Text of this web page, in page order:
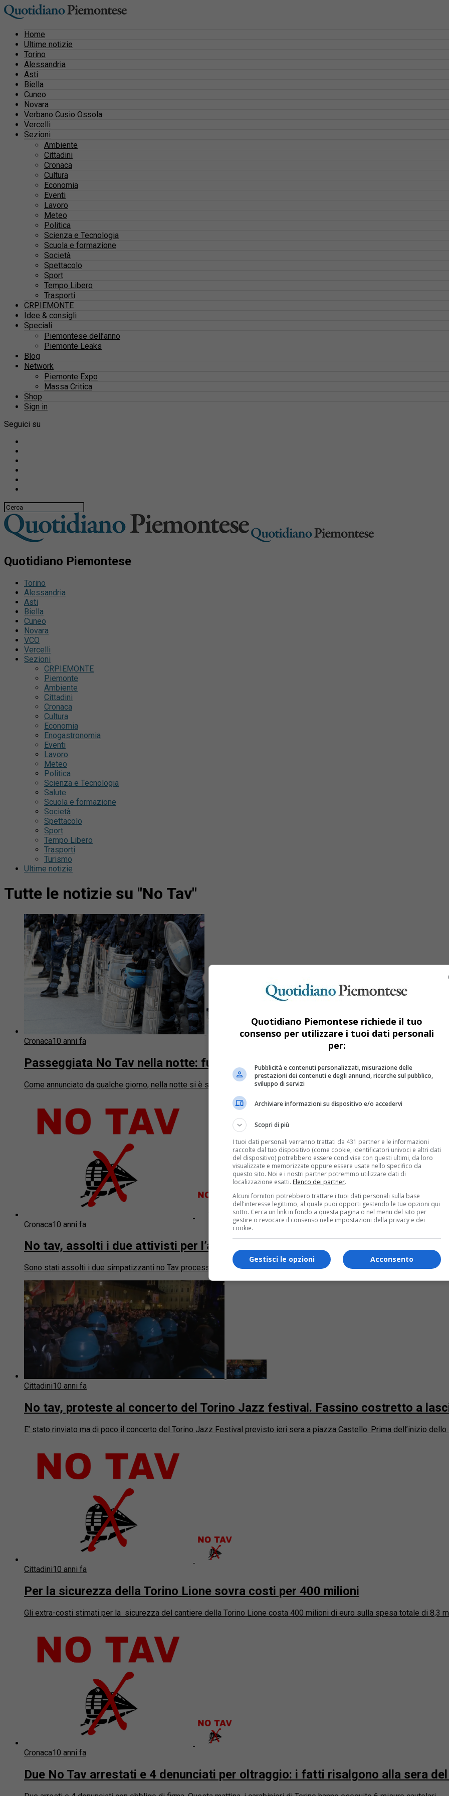
Home
Ultime notizie
Torino
Alessandria
Asti
Biella
Cuneo
Novara
Verbano Cusio Ossola
Vercelli
Sezioni
Ambiente
Cittadini
Cronaca
Cultura
Economia
Eventi
Lavoro
Meteo
Politica
Scienza e Tecnologia
Scuola e formazione
Società
Spettacolo
Sport
Tempo Libero
Trasporti
CRPIEMONTE
Idee & consigli
Speciali
Piemontese dell’anno
Piemonte Leaks
Blog
Network
Piemonte Expo
Massa Critica
Shop
Sign in
Seguici su
Quotidiano Piemontese
Torino
Alessandria
Asti
Biella
Cuneo
Novara
VCO
Vercelli
Sezioni
CRPIEMONTE
Piemonte
Ambiente
Cittadini
Cronaca
Cultura
Economia
Enogastronomia
Eventi
Lavoro
Meteo
Politica
Scienza e Tecnologia
Salute
Scuola e formazione
Società
Spettacolo
Sport
Tempo Libero
Trasporti
Turismo
Ultime notizie
Tutte le notizie su "No Tav"
Cronaca10 anni fa
Passeggiata No Tav nella notte: fuochi d’artificio e ‘battitura’ delle reti
Come annunciato da qualche giorno, nella notte si è svolta una ‘Passeggiata’ No Tav da Giaglione verso il cantiere in cui
Cronaca10 anni fa
No tav, assolti i due attivisti per l’accusa di sequestro di un carabiniere in Val
Sono stati assolti i due simpatizzanti no Tav processati a Torino per l’episodio del carabiniere che, durante gli scontri in
Cittadini10 anni fa
No tav, proteste al concerto del Torino Jazz festival. Fassino costretto a
E’ stato rinviato ma di poco il concerto del Torino Jazz Festival previsto ieri sera a piazza Castello. Prima dell’inizio
Cittadini10 anni fa
Per la sicurezza della Torino Lione sovra costi per 400 milioni
Gli extra-costi stimati per la sicurezza del cantiere della Torino Lione costa 400 milioni di euro sulla spesa totale di 8,3
Cronaca10 anni fa
Due No Tav arrestati e 4 denunciati per oltraggio: i fatti risalgono alla sera
Quotidiano Piemontese richiede il tuo
consenso per utilizzare i tuoi dati personali
per:
Pubblicità e contenuti personalizzati, misurazione delle
prestazioni dei contenuti e degli annunci, ricerche sul pubblico,
sviluppo di servizi
Archiviare informazioni su dispositivo e/o accedervi
Scopri di più
I tuoi dati personali verranno trattati da 431 partner e le informazioni
raccolte dal tuo dispositivo (come cookie, identificatori univoci e altri dati
del dispositivo) potrebbero essere condivise con questi ultimi, da loro
visualizzate e memorizzate oppure essere usate nello specifico da
questo sito. Noi e i nostri partner potremmo utilizzare dati di
localizzazione esatti. Elenco dei partner.
Alcuni fornitori potrebbero trattare i tuoi dati personali sulla base
dell'interesse legittimo, al quale puoi opporti gestendo le tue opzioni qui
sotto. Cerca un link in fondo a questa pagina o nel menu del sito per
gestire o revocare il consenso nelle impostazioni della privacy e dei
cookie.
Acconsento
Gestisci le opzioni